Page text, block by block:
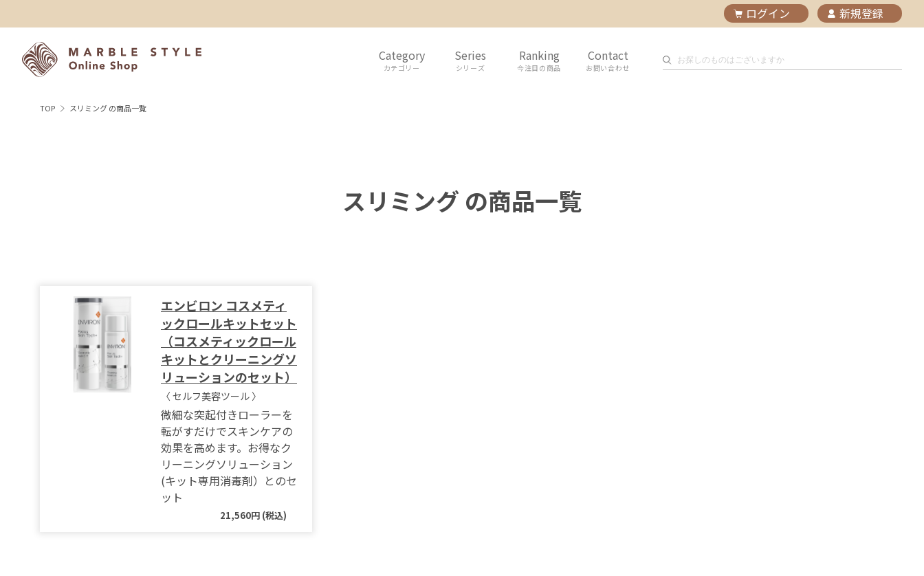
ログイン 新規登録
Category
カテゴリー
Series
シリーズ
Ranking
今注目の商品
Contact
お問い合わせ
TOP スリミング の商品一覧
スリミング の商品一覧
エンビロン コスメティ
ックロールキットセット
（コスメティックロール
キットとクリーニングソ
リューションのセット）
〈 セルフ美容ツール 〉
微細な突起付きローラーを
転がすだけでスキンケアの
効果を高めます。お得なク
リーニングソリューション
(キット専用消毒剤）とのセ
ット
21,560円 (税込)